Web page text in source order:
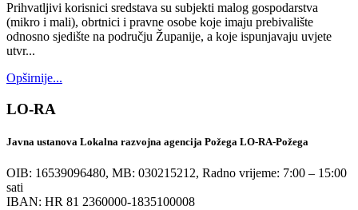
Prihvatljivi korisnici sredstava su subjekti malog gospodarstva
(mikro i mali), obrtnici i pravne osobe koje imaju prebivalište
odnosno sjedište na području Županije, a koje ispunjavaju uvjete
utvr...
Opširnije...
LO-RA
Javna ustanova Lokalna razvojna agencija Požega LO-RA-Požega
OIB: 16539096480, MB: 030215212, Radno vrijeme: 7:00 – 15:00
sati
IBAN: HR 81 2360000-1835100008